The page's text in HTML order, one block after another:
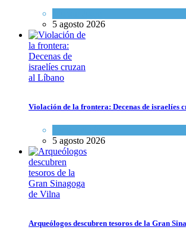
Violación de la frontera: Decenas de israelíes
Tema del día
5 agosto 2026
5 agosto 2026
Violación de la frontera: Decenas de israelíes
5 agosto 2026
Arqueólogos descubren tesoros de la Gran